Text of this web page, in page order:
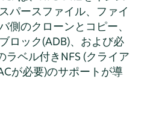
パースファイル、ファイ
側のクローンとコピー、
ロック(ADB)、および必
ラベル付きNFS (クライア
が必要)のサポートが導